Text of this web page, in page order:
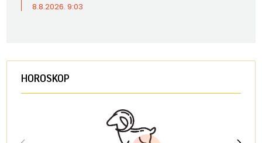
8.8.2026. 9:03
HOROSKOP